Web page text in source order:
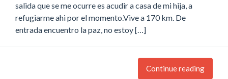
salida que se me ocurre es acudir a casa de mi hija, a
refugiarme ahi por el momento.Vive a 170 km. De
entrada encuentro la paz, no estoy […]
Continue reading